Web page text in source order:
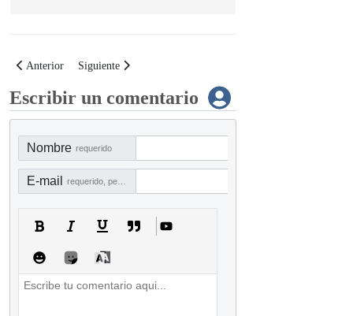
Artículo anterior: Checklist para la gestión de riesgos en la cadena de
Anterior Artículo siguiente: Matriz de riesgos y controles para el
Siguiente
Escribir un comentario
Nombre requerido
E-mail